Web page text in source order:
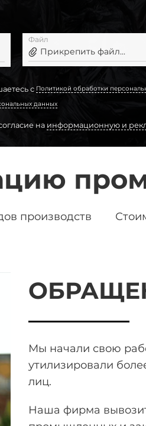
Файл
Прикрепить файл...
с Политикой обработки
данных
на информационную и
производств
Мы начали свою
утилизировали
лиц.
Наша фирма